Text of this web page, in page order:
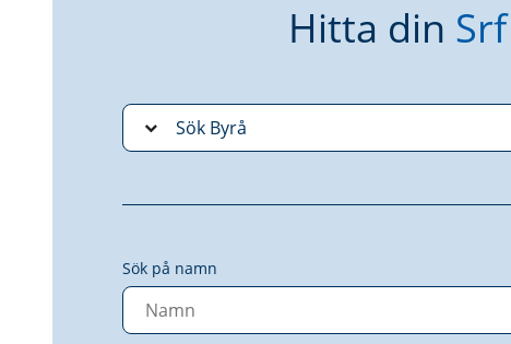
Hitta din
Sök på namn